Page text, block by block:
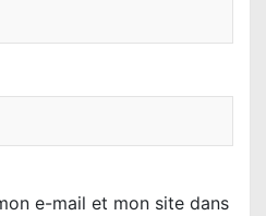
e-mail et mon site dans